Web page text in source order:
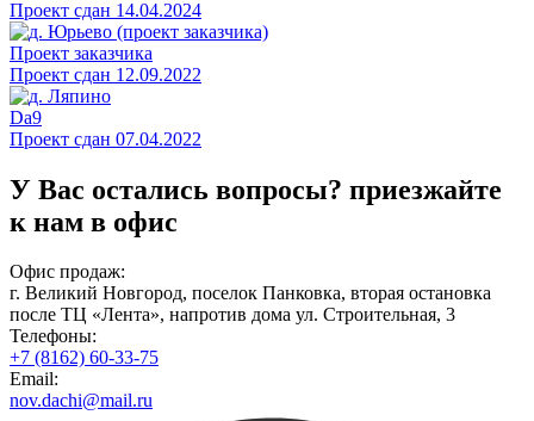
Проект сдан 14.04.2024
Проект заказчика
Проект сдан 12.09.2022
Da9
Проект сдан 07.04.2022
У Вас остались вопросы? приезжайте
к нам в офис
Офис продаж:
г. Великий Новгород, поселок Панковка, вторая остановка
после ТЦ «Лента», напротив дома ул. Строительная, 3
Телефоны:
+7 (8162) 60-33-75
Email:
nov.dachi@mail.ru